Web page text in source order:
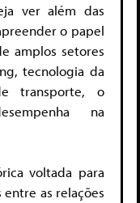
ver além das
o papel
amplos setores
tecnologia da
transporte, o
na
voltada para
as relações